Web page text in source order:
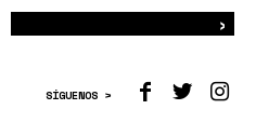
›
SÍGUENOS >